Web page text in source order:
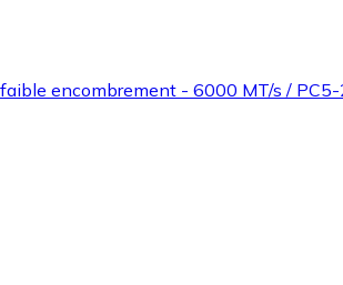
encombrement - 6000 MT/s /